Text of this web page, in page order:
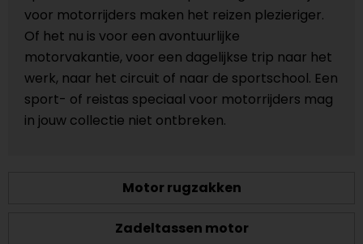
voor motorrijders maken het reizen plezieriger.
Of het nu is voor een avontuurlijke
motorvakantie, voor een dagelijkse trip naar het
werk, naar het circuit of naar de sportschool. Een
sport- of reistas speciaal voor motorrijders mag
in jouw collectie niet ontbreken.
Motor rugzakken
Zadeltassen motor